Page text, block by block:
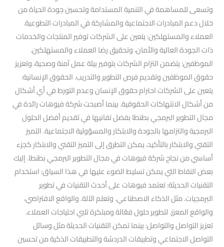
وتسعى للمساهمة في التنمية المستدامة وتحسين جودة الحياة من
خلال دعم المبادرات الاجتماعية والمشاركة في المبادرات التطوعية.
العملاء والمستهلكين: يتعين على الشركات توفير المنتجات والخدمات
ذات الجودة العالية والأمان، وتحقيق رضا العملاء والمستهلكين.
الموظفين: يتضمن التزام الشركات بتوفير بيئة عمل آمنة وصحية، وتعزيز
حقوق الموظفين وتقديم فرص التطوير والتدريب. الحقوق الإنسانية:
يتعين على الشركات احترام حقوق الإنسان وعدم التورط في أي أشكال
من أشكال الانتهاكات الحقوقية. بينما أصبحت شركة فيوهات رائدة في
مجال التطوير البرمجي بطنطا بفضل تفانيها في تقديم أفضل الحلول
البرمجية والتزامها بالجودة والابتكار والمسؤولية الاجتماعية. التميز
التقني والابتكار بالتأكيد، يمكن التطرق إلى التميز التقني والابتكار كجزء
أساسي من نجاح شركة فيوهات في مجال التطوير البرمجي بطنطا. إليك
بعض النقاط التي يمكن تسليط الضوء عليها في هذا السياق: استخدام
التقنيات الحديثة: تعتمد فيوهات على أحدث التقنيات في تطوير
البرمجيات. مثل الذكاء الاصطناعي. وتعلم الآلة. والواقع الافتراضي،
والواقع المعزز. لتطوير حلول فعّالة ومبتكرة تلبي احتياجات العملاء.
تعزيز التواصل والتواصل: بينما تمكن التقنيات الحديثة مثل وسائل
التواصل الاجتماعي وتطبيقات الدردشة والتطبيقات الذكية من تحسين